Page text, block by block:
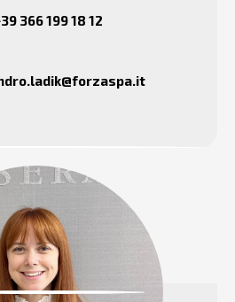
366 199 18 12